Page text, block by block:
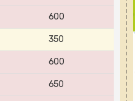
600
350
600
650